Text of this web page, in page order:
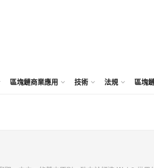
區塊鏈商業應用 技術 法規 區塊